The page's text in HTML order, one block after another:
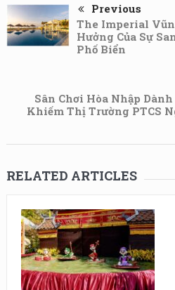
Previous
The Imperial
Hưởng Của Sự
Phố Biển
Sân Chơi Hòa Nhập
Khiếm Thị Trường PTCS
RELATED ARTICLES